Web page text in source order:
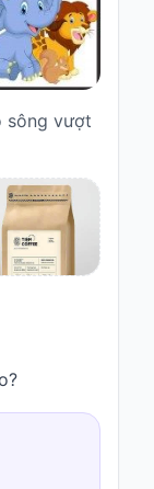
sông vượt